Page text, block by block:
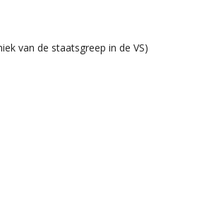
van de staatsgreep in de VS)